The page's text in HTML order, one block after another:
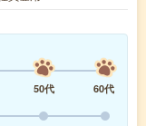
50代
60代